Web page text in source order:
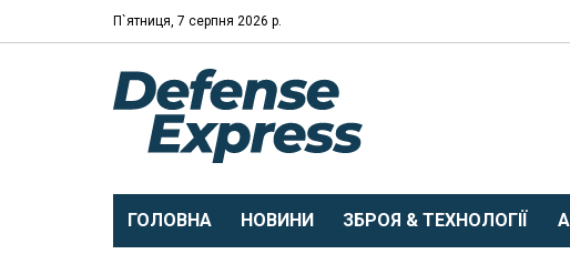
П`ятниця, 7 серпня 2026 р.
ГОЛОВНА НОВИНИ ЗБРОЯ & ТЕХНОЛОГІЇ